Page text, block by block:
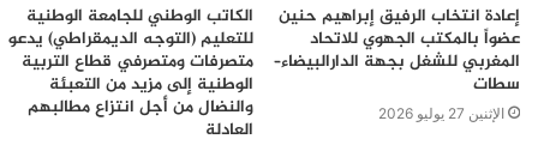
إعادة انتخاب الرفيق إبراهيم حنين
عضواً بالمكتب الجهوي للاتحاد
المغربي للشغل بجهة الدارالبيضاء–
سطات
الإثنين 27 يوليو 2026
الكاتب الوطني للجامعة الوطنية
للتعليم (التوجه الديمقراطي) يدعو
متصرفات ومتصرفي قطاع التربية
الوطنية إلى مزيد من التعبئة
والنضال من أجل انتزاع مطالبهم
العادلة